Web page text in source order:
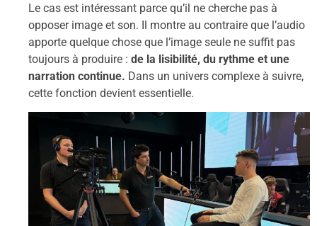
Le cas est intéressant parce qu’il ne cherche pas à
opposer image et son. Il montre au contraire que l’audio
apporte quelque chose que l’image seule ne suffit pas
toujours à produire : de la lisibilité, du rythme et une
narration continue. Dans un univers complexe à suivre,
cette fonction devient essentielle.